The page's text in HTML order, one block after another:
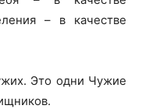
– в качестве
Это одни Чужие